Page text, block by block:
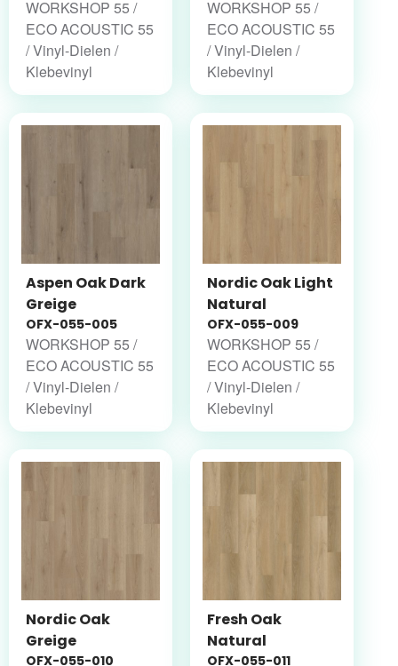
WORKSHOP 55 /
ECO ACOUSTIC 55
/ Vinyl-Dielen /
Klebevinyl
WORKSHOP 55 /
ECO ACOUSTIC 55
/ Vinyl-Dielen /
Klebevinyl
Aspen Oak Dark
Greige
OFX-055-005
WORKSHOP 55 /
ECO ACOUSTIC 55
/ Vinyl-Dielen /
Klebevinyl
Nordic Oak Light
Natural
OFX-055-009
WORKSHOP 55 /
ECO ACOUSTIC 55
/ Vinyl-Dielen /
Klebevinyl
Nordic Oak
Greige
OFX-055-010
Fresh Oak
Natural
OFX-055-011